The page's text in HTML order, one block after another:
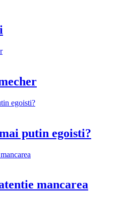
putin egoisti?
mancarea